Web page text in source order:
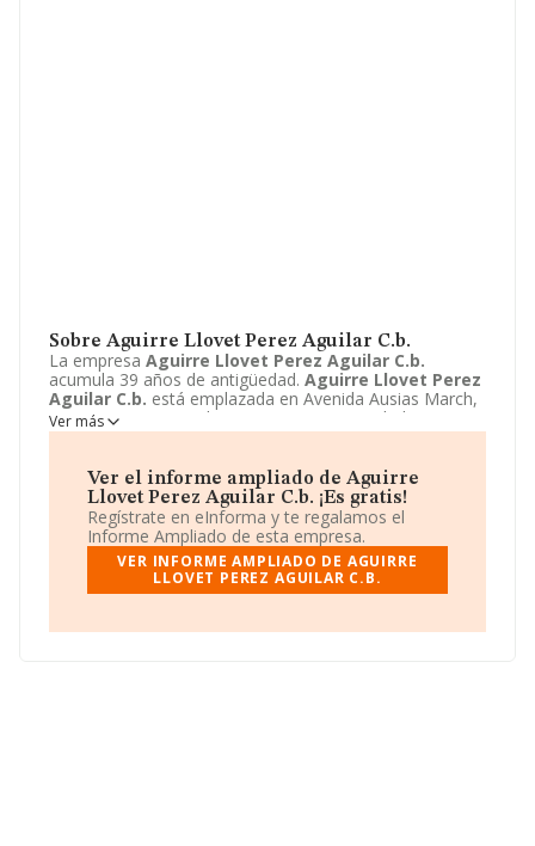
Sobre Aguirre Llovet Perez Aguilar C.b.
La empresa Aguirre Llovet Perez Aguilar C.b.
acumula 39 años de antigüedad. Aguirre Llovet Perez
Aguilar C.b. está emplazada en Avenida Ausias March,
46 - 2, Burjassot, Valencia. Centra su actividad CNAE
como 8621 - Actividades de medicina general y de
Llovet Perez Aguilar C.b.es Comunidad de bienes.
Ver más
Ver el informe ampliado de Aguirre
Llovet Perez Aguilar C.b. ¡Es gratis!
Regístrate en eInforma y te regalamos el
Informe Ampliado de esta empresa.
VER INFORME AMPLIADO DE AGUIRRE
LLOVET PEREZ AGUILAR C.B.